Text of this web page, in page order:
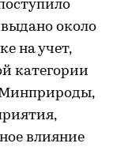
около
на учет,
категории
Минприроды,
влияние